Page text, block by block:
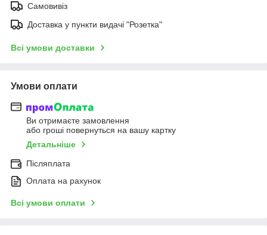
Самовивіз
Доставка у пункти видачі "Розетка"
Всі умови доставки
Умови оплати
Ви отримаєте замовлення
або гроші повернуться на вашу картку
Детальніше
Післяплата
Оплата на рахунок
Всі умови оплати